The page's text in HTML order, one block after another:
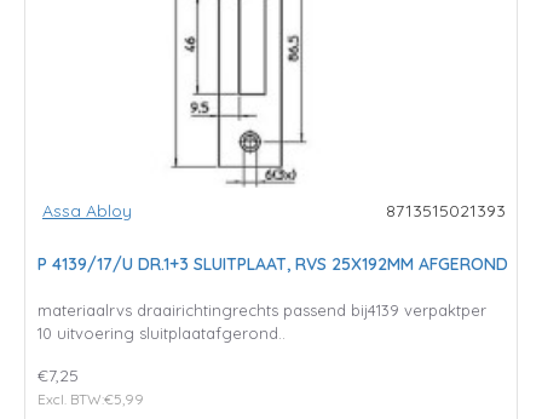
Assa Abloy 8713515021393
P 4139/17/U DR.1+3 SLUITPLAAT, RVS 25X192MM AFGEROND
materiaalrvs draairichtingrechts passend bij4139 verpaktper
10 uitvoering sluitplaatafgerond..
€7,25
Excl. BTW:€5,99